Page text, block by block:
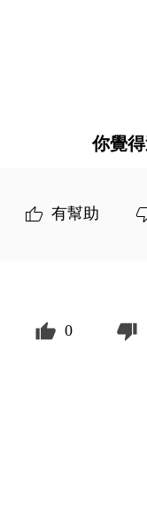
你覺
有幫助
0